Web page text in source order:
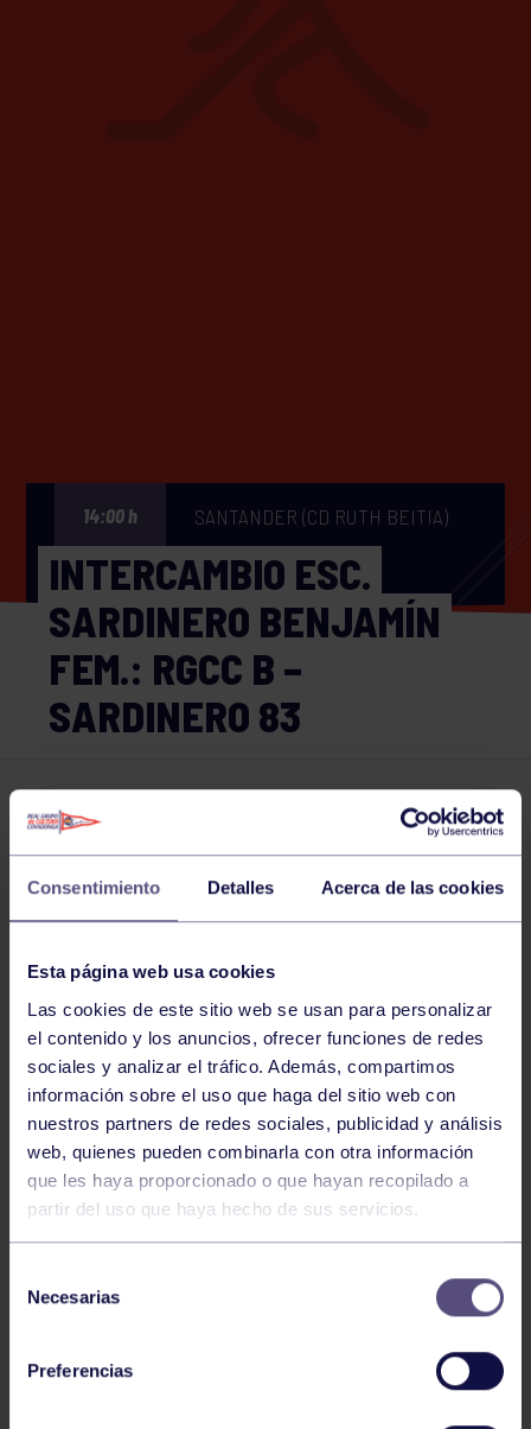
Consentimiento Detalles Acerca de las cookies
Esta página web usa cookies
Las cookies de este sitio web se usan para personalizar
el contenido y los anuncios, ofrecer funciones de redes
sociales y analizar el tráfico. Además, compartimos
información sobre el uso que haga del sitio web con
nuestros partners de redes sociales, publicidad y análisis
web, quienes pueden combinarla con otra información
que les haya proporcionado o que hayan recopilado a
partir del uso que haya hecho de sus servicios.
Necesarias
Preferencias
14:00 h SANTANDER (CD RUTH BEITIA)
INTERCAMBIO ESC.
SARDINERO BENJAMÍN
FEM.: RGCC B –
SARDINERO 83
Comparte
NOTICIAS RELACIONADAS
Hockey 28 Jul 2026
MUNDIAL